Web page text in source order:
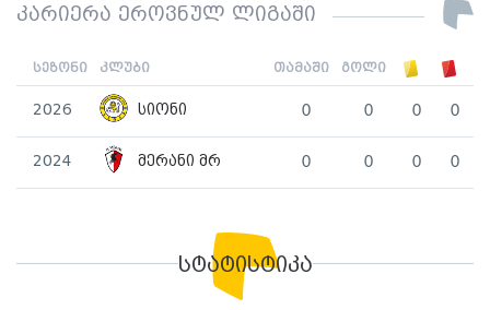
კარიერა ეროვნულ ლიგაში
სეზონი კლუბი თამაში გოლი
2026 სიონი 0 0 0 0
2024 მერანი მრ 0 0 0 0
სტატისტიკა